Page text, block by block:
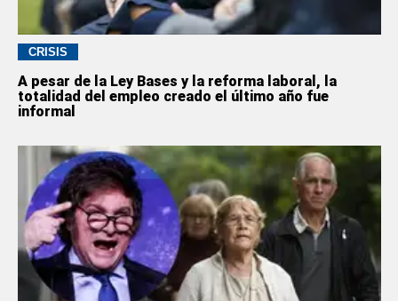
CRISIS
A pesar de la Ley Bases y la reforma laboral, la
totalidad del empleo creado el último año fue
informal